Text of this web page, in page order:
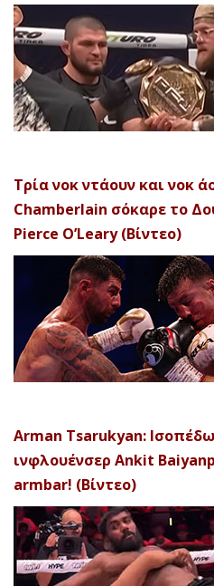
Τρία νοκ ντάουν και νοκ
Chamberlain σόκαρε το
Pierce O’Leary (Βίντεο)
Arman Tsarukyan:
ινφλουένσερ Ankit
armbar! (Βίντεο)